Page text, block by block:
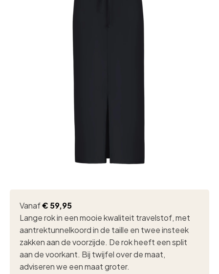
Vanaf€ 59,95
Lange rok in een mooie kwaliteit travelstof, met
aantrektunnelkoord in de taille en twee insteek
zakken aan de voorzijde. De rok heeft een split
aan de voorkant. Bij twijfel over de maat,
adviseren we een maat groter.